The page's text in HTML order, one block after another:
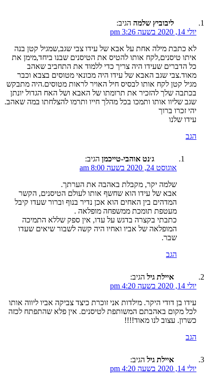
ליבוביץ שלמה הגיב:
יולי 14, 2020 בשעה 3:26 pm
לא כתבת מילה אחת על אבא של עידו צבי שגב,שמגיל קטן בנה
איתו טיסנים,לקח אותו להטיס את הטיסנים שבנו ביחד,מימן את
כל הדברים שעידו היה צריך כדי ללמוד את התחביב שאהב
מאוד.צבי שגב האבא של עידו היה מכונאי מטוסים בצבא וכבר
מגיל קטן לקח אותו לבסיס חיל האויר לראות מטוסים.היה מתבקש
בכתבה שלך להזכיר את תרומתו של האבא ושל האח הגדול יונתן
שגב שליוו אותו ותמכו בכל מהלך חייו ותרמו להצלחתו במה שאהב.
יהי זכרו ברוך
עידו שלנו
הגב
ג׳נט אוהבי-טייכמן הגיב:
אוגוסט 24, 2020 בשעה 8:00 am
שלמה יקר, מקבלת באהבה את הערתך.
אבא של עידו הוא שחשף אותו לעולם הטיסנים, הקשר
המדהים בין האחים הוא אכן נדיר בנוף וברור שעדו קיבל
מעטפת תומכת ממשפחה מופלאה .
כתבתי בקצרה בדגש על עדו, אין ספק שללא התמיכה
המופלאה של אביו ואחיו היה קשה לשבור שיאים שעדו
שבר.
הגב
איילת גיל הגיב:
יולי 14, 2020 בשעה 4:20 pm
עידו בן דודי היקר. מילדות אני זוכרת כיצד צביקה אביו ליווה אותו
לכל מקום באהבתם המשותפת לטיסנים. אין פלא שהתפתח לכזה
כשרון. עצוב לנו מאוד!!!!
הגב
איילת גיל הגיב:
יולי 14, 2020 בשעה 4:20 pm